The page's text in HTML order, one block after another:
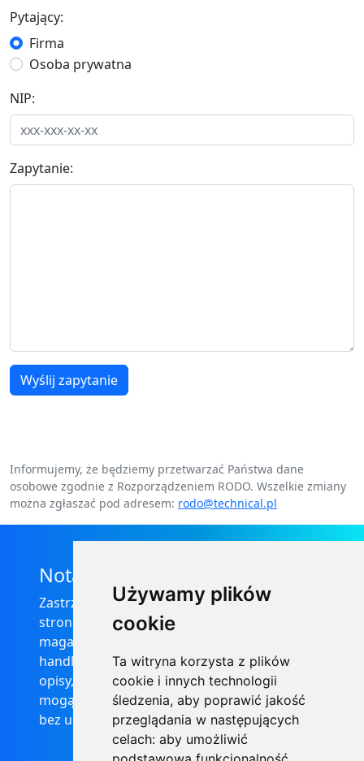
Używamy plików
cookie
Ta witryna korzysta z plików
cookie i innych technologii
śledzenia, aby poprawić jakość
przeglądania w następujących
celach: aby umożliwić
Pytający:
Firma
Osoba prywatna
NIP:
Zapytanie:
Wyślij zapytanie
Informujemy, że będziemy przetwarzać Państwa dane
osobowe zgodnie z Rozporządzeniem RODO. Wszelkie zmiany
można zgłaszać pod adresem: rodo@technical.pl
Nota prawna
Zastrzega się, że informacje zamieszczone na
stronie internetowej https://informator-
magazynowy.technical.pl/ nie stanowią oferty
handlowej w rozumieniu prawa, ponadto
opisy, dane techniczne i pozostałe informacje
mogą ulec zmianie bez podania przyczyny i
bez uprzedzenia.